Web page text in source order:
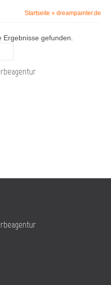
Startseite » dreampainter.de
gefunden.